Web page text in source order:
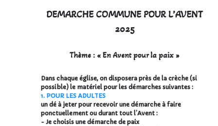
DEMARCHE COMMUNE POUR L’AVENT
2025
Thème : « En Avent pour la paix »
Dans chaque église, on disposera près de la crèche (si
possible) le matériel pour les démarches suivantes :
1. POUR LES ADULTES
un dé à jeter pour recevoir une démarche à faire
ponctuellement ou durant tout l’Avent :
- Je choisis une démarche de paix